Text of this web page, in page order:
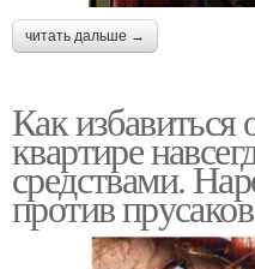
читать дальше →
Как избавиться
квартире
средствами.
против прусаков